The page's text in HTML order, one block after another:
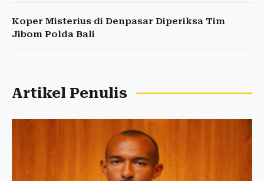
Koper Misterius di Denpasar Diperiksa Tim
Jibom Polda Bali
Artikel Penulis